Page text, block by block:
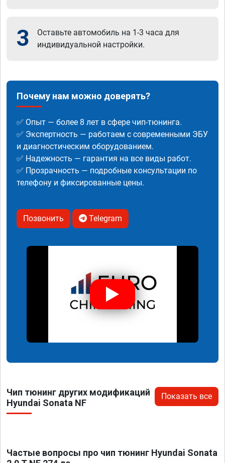
3
Оставьте автомобиль на 1-3 часа для
индивидуальной настройки.
Почему нам можно доверять?
✅ Опыт — более 8 лет в сфере чип-тюнинга.
✅ Экспертность — работаем с современными ЭБУ
и диагностическим оборудованием.
✅ Надежность — гарантия на все виды работ.
✅ Прозрачность — подробные консультации по
телефону и фиксированные цены.
Позвонить Telegram
Чип тюнинг других модификаций
Hyundai Sonata NF
Показать все
Частые вопросы про чип тюнинг Hyundai Sonata